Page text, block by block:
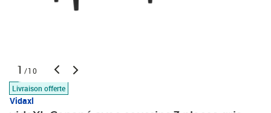
1 /10
Livraison offerte
Vidaxl